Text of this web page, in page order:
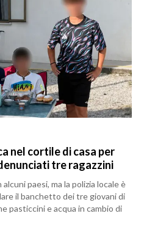
nel cortile di casa per
tre ragazzini
paesi, ma la polizia locale è
il banchetto dei tre giovani di
pasticcini e acqua in cambio di